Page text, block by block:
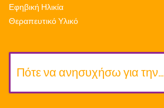
Εφηβική Ηλικία
Θεραπευτικό Υλικό
Πότε να ανησυχήσω για την…